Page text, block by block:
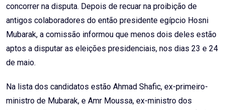
concorrer na disputa. Depois de recuar na proibição de
antigos colaboradores do então presidente egípcio Hosni
Mubarak, a comissão informou que menos dois deles estão
aptos a disputar as eleições presidenciais, nos dias 23 e 24
de maio.
Na lista dos candidatos estão Ahmad Shafic, ex-primeiro-
ministro de Mubarak, e Amr Moussa, ex-ministro dos